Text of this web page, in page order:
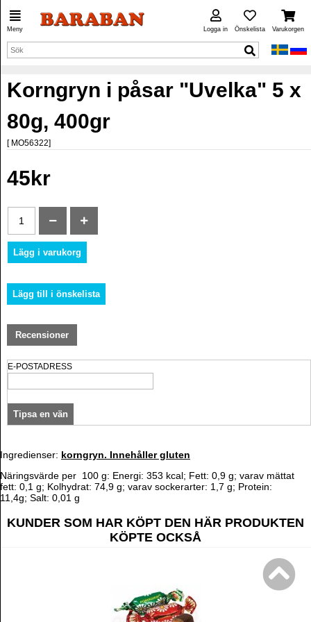
Meny Logga in Önskelista Varukorgen
Korngryn i påsar "Uvelka" 5 x
80g, 400gr
[ MO56322]
45kr
Recensioner
E-POSTADRESS
Ingredienser: korngryn. Innehåller gluten
Näringsvärde per 100 g: Energi: 353 kcal; Fett: 0,9 g; varav mättat
fett: 0,1 g; Kolhydrat: 74,9 g; varav sockerarter: 1,7 g; Protein:
11,4g; Salt: 0,01 g
KUNDER SOM HAR KÖPT DEN HÄR PRODUKTEN
KÖPTE OCKSÅ